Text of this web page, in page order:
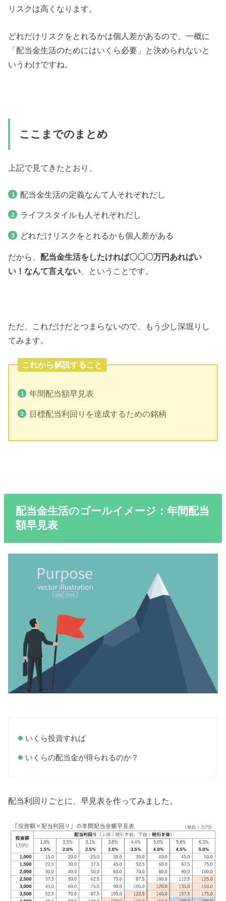
リスクは高くなります。
どれだけリスクをとれるかは個人差があるので、一概に
「配当金生活のためにはいくら必要」と決められないと
いうわけですね。
ここまでのまとめ
上記で見てきたとおり、
配当金生活の定義なんて人それぞれだし
ライフスタイルも人それぞれだし
どれだけリスクをとれるかも個人差がある
だから、配当金生活をしたければ〇〇〇万円あればい
い！なんて言えない 、ということです。
ただ、これだけだとつまらないので、もう少し深堀りし
てみます。
これから解説すること
年間配当額早見表
目標配当利回りを達成するための銘柄
配当金生活のゴールイメージ：年間配当
額早見表
いくら投資すれば
いくらの配当金が得られるのか？
配当利回りごとに、早見表を作ってみました。